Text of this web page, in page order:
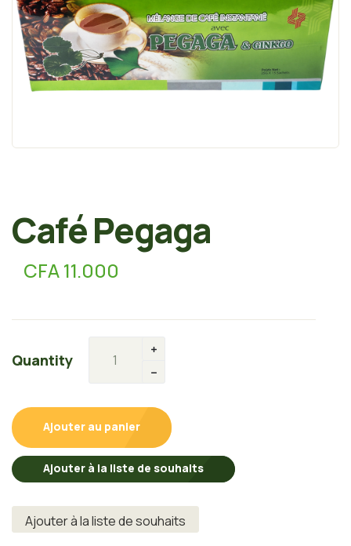
Café Pegaga
CFA11.000
Quantity
Ajouter au panier
Ajouter à la liste de souhaits
Ajouter à la liste de souhaits